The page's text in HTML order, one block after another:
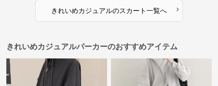
きれいめカジュアルのスカート一覧へ ›
きれいめカジュアルパーカーのおすすめアイテム